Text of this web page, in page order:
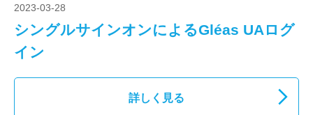
2023-03-28
シングルサインオンによるGléas UAログ
イン
詳しく見る